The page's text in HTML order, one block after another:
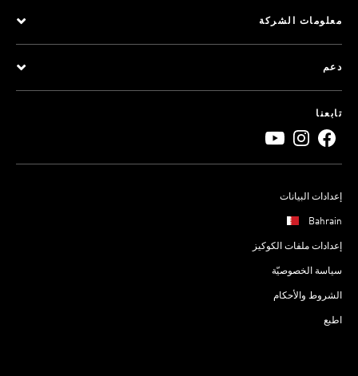
معلومات الشركة
دعم
تابعنا
إعدادات البيانات
Bahrain
إعدادات ملفات الكوكيز
سياسة الخصوصيّة
الشروط والأحكام
اطبع